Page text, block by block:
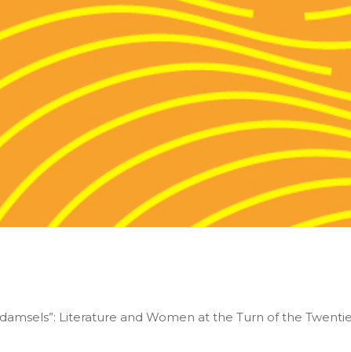
Literature and Women at the Turn of the